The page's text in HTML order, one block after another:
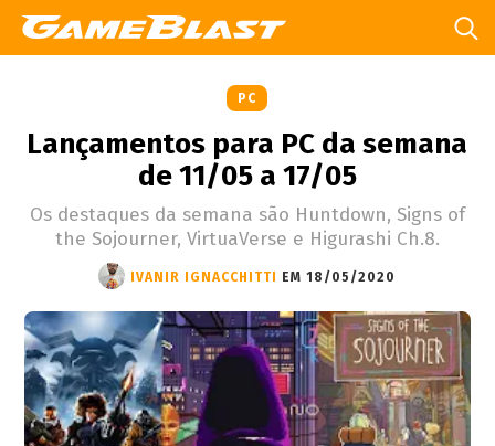
PC
Lançamentos para PC da semana
de 11/05 a 17/05
Os destaques da semana são Huntdown, Signs of
the Sojourner, VirtuaVerse e Higurashi Ch.8.
IVANIR IGNACCHITTI EM 18/05/2020